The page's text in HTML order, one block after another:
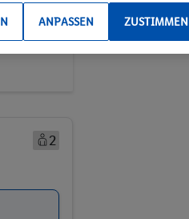
2
ZUSTIMMEN
ANPASSEN